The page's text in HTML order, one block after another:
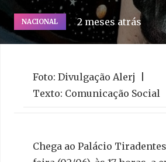
NACIONAL 2 meses atrás
Foto: Divulgação Alerj |
Texto: Comunicação Social
Chega ao Palácio